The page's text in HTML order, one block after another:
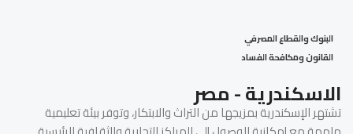
البنوك والقطاع المصرفي
القانون ومكافحة الفساد
الاسكندرية - مصر
تشتهر الإسكندرية بمزيجها من التراث والابتكار، وتوفر بيئة تعليمية